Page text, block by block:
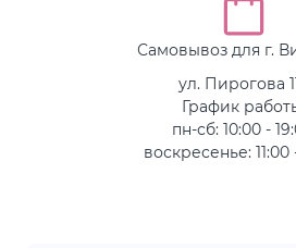
Самовывоз для г.
ул. Пирогова
График
пн-сб: 10:00 -
воскресенье: 11:00